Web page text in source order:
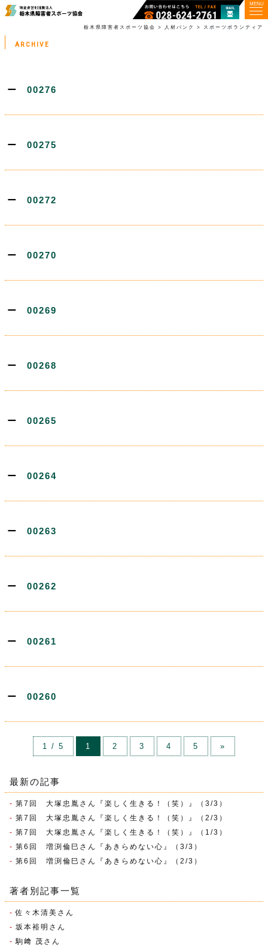
MENU
栃木県障害者スポーツ協会 > 人材バンク > スポーツボランティア
ARCHIVE
00276
00275
00272
00270
00269
00268
00265
00264
00263
00262
00261
00260
1 / 5 1 2 3 4 5 »
最新の記事
第7回 大塚忠胤さん『楽しく生きる！（笑）』（3/3）
第7回 大塚忠胤さん『楽しく生きる！（笑）』（2/3）
第7回 大塚忠胤さん『楽しく生きる！（笑）』（1/3）
第6回 増渕倫巳さん『あきらめない心』（3/3）
第6回 増渕倫巳さん『あきらめない心』（2/3）
著者別記事一覧
佐々木清美さん
坂本裕明さん
駒﨑 茂さん